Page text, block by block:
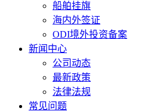
船舶挂旗
海内外签证
ODI境外投资备案
新闻中心
公司动态
最新政策
法律法规
常见问题